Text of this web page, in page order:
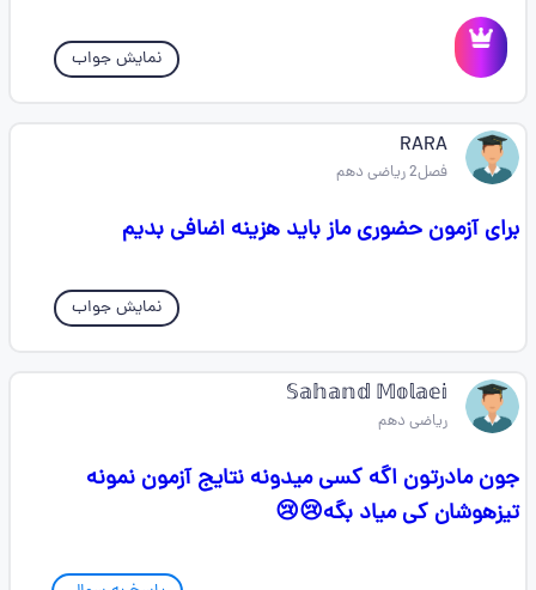
نمایش جواب
RARA
فصل2 ریاضی دهم
برای آزمون حضوری ماز باید هزینه اضافی بدیم
نمایش جواب
𝕊𝕒𝕙𝕒𝕟𝕕 𝕄𝕠𝕝𝕒𝕖𝕚
ریاضی دهم
جون مادرتون اگه کسی میدونه نتایج آزمون نمونه
تیزهوشان کی میاد بگه😢😢